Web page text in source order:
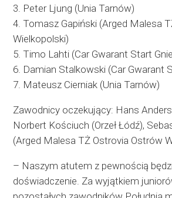
3. Peter Ljung (Unia Tarnów)
4. Tomasz Gapiński (Arged Malesa
Wielkopolski)
5. Timo Lahti (Car Gwarant Start
6. Damian Stalkowski (Car Gwarant
7. Mateusz Cierniak (Unia Tarnów)
Zawodnicy oczekujący: Hans
Norbert Kościuch (Orzeł Łódź),
(Arged Malesa TŻ Ostrovia Ostrów
– Naszym atutem z pewnością
doświadczenie. Za wyjątkiem